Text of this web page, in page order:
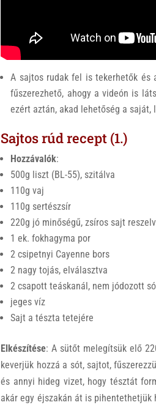
A sajtos rudak fel is tekerhetők és
fűszerezhető, ahogy a videón is
ezért aztán, akad lehetőség a
Sajtos rúd recept (1.)
Hozzávalók:
500g liszt (BL-55), szitálva
110g vaj
110g sertészsír
220g jó minőségű, zsíros sajt
1 ek. fokhagyma por
2 csipetnyi Cayenne bors
2 nagy tojás, elválasztva
2 csapott teáskanál, nem jódozott só
jeges víz
Sajt a tészta tetejére
Elkészítése: A sütőt melegítsük elő
keverjük hozzá a sót, sajtot,
és annyi hideg vizet, hogy tésztát
akár egy éjszakán át is pihentethetjük